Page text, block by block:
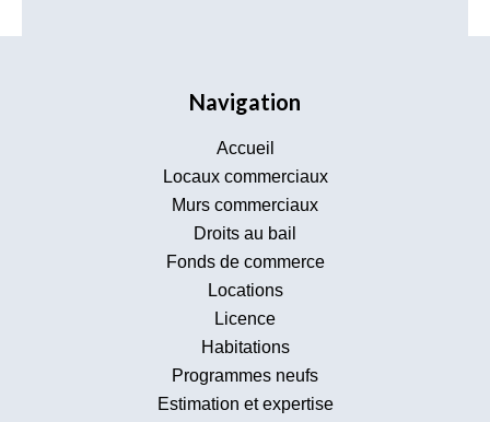
Navigation
Accueil
Locaux commerciaux
Murs commerciaux
Droits au bail
Fonds de commerce
Locations
Licence
Habitations
Programmes neufs
Estimation et expertise